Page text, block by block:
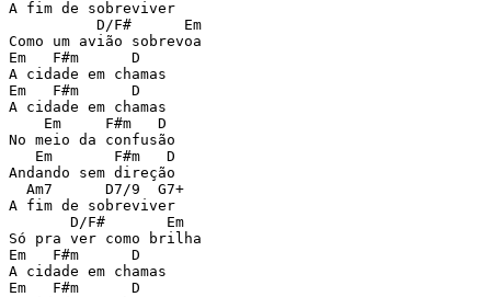
A fim de sobreviver
          D/F#      Em
Como um avião sobrevoa
Em   F#m      D
A cidade em chamas
Em   F#m      D
A cidade em chamas
    Em     F#m   D
No meio da confusão
   Em       F#m   D
Andando sem direção
  Am7      D7/9  G7+
A fim de sobreviver
       D/F#       Em
Só pra ver como brilha
Em   F#m      D
A cidade em chamas
Em   F#m      D